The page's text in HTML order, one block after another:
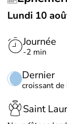
Lundi 10
Journée
-2 min
Dernier
croissant de
Saint